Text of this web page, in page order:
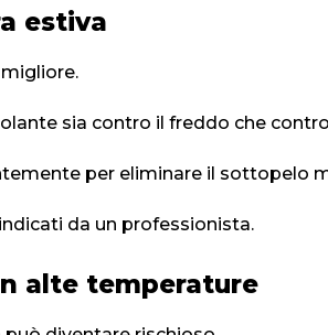
estiva
sia contro il freddo che
per eliminare il sottopelo
da un professionista.
alte temperature